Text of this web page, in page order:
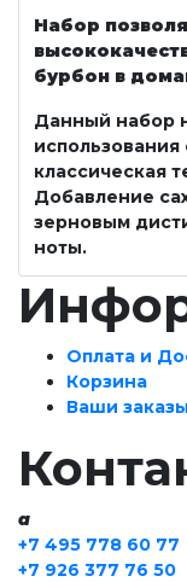
Набор
бурбон в
Данный набор
использования
классическая
Добавление
зерновым
ноты.
Оплата и
Корзина
Ваши заказы
a
+7 495 778 60 77
+7 926 377 76 50